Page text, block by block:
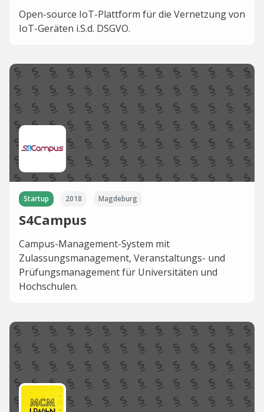
Open-source IoT-Plattform für die Vernetzung von
IoT-Geräten i.S.d. DSGVO.
Startup 2018 Magdeburg
S4Campus
Campus-Management-System mit
Zulassungsmanagement, Veranstaltungs- und
Prüfungsmanagement für Universitäten und
Hochschulen.